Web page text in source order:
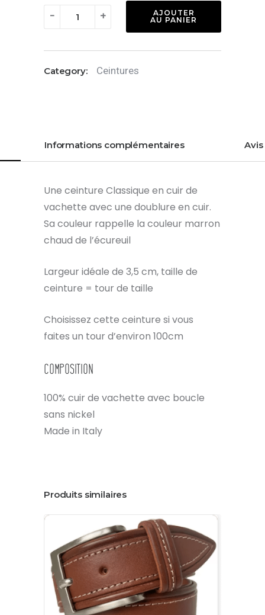
-
quantité
en
+
AJOUTER
AU PANIER
Category: Ceintures
Informations complémentaires Avis
Une ceinture Classique en cuir de
vachette avec une doublure en cuir.
Sa couleur rappelle la couleur marron
chaud de l’écureuil
Largeur idéale de 3,5 cm, taille de
ceinture = tour de taille
Choisissez cette ceinture si vous
faites un tour d’environ 100cm
Composition
100% cuir de vachette avec boucle
sans nickel
Made in Italy
Produits similaires